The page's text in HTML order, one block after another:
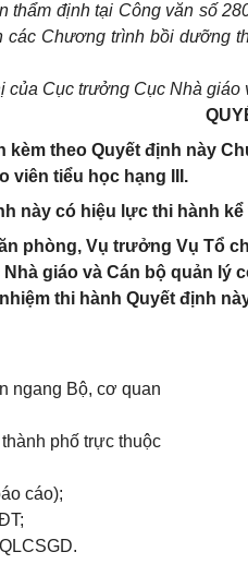
thẩm định tại Công văn số
các Chương trình bồi dưỡng
của Cục trưởng Cục Nhà
kèm theo Quyết định này
viên tiểu học hạng III.
này có hiệu lực thi hành
phòng, Vụ trưởng Vụ Tổ
giáo và Cán bộ quản lý
thi hành Quyết định
ngang Bộ, cơ quan
phố trực thuộc
cáo);